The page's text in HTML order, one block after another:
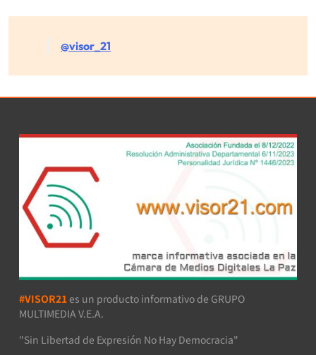
@visor_21
#VISOR21 es un producto informativo de GRUPO
MULTIMEDIA V.E.A.
"Sin Libertad de Expresión No Hay Democracia"